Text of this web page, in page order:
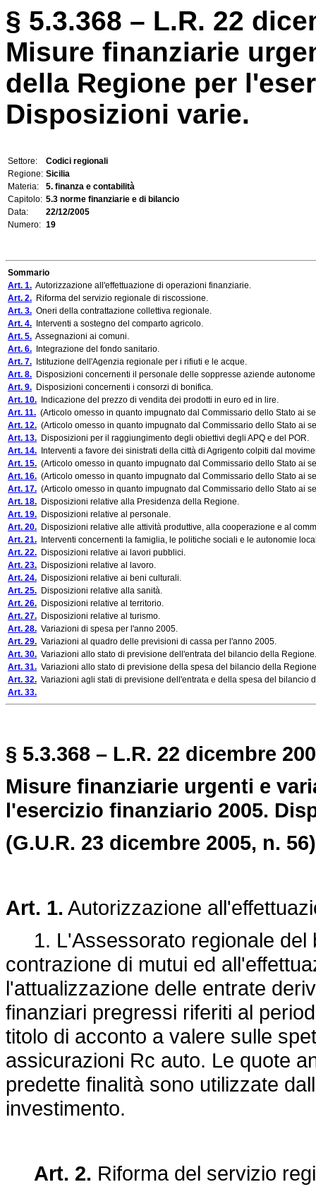
§ 5.3.368 – L.R. 22
Misure finanziarie
della Regione per
Disposizioni varie.
Settore:
Codici regionali
Regione: Sicilia
Materia:
5. finanza e contabilità
Capitolo: 5.3 norme finanziarie e di bilancio
Data:
22/12/2005
Numero: 19
Sommario
Art. 1. Autorizzazione all'effettuazione di operazioni finanziarie.
Art. 2. Riforma del servizio regionale di riscossione.
Art. 3. Oneri della contrattazione collettiva regionale.
Art. 4. Interventi a sostegno del comparto agricolo.
Art. 5. Assegnazioni ai comuni.
Art. 6. Integrazione del fondo sanitario.
Art. 7. Istituzione dell'Agenzia regionale per i rifiuti e le acque.
Art. 8. Disposizioni concernenti il personale delle soppresse aziende
Art. 9. Disposizioni concernenti i consorzi di bonifica.
Art. 10. Indicazione del prezzo di vendita dei prodotti in euro ed in lire.
Art. 11. (Articolo omesso in quanto impugnato dal Commissario dello Stato ai
Art. 12. (Articolo omesso in quanto impugnato dal Commissario dello Stato ai
Art. 13. Disposizioni per il raggiungimento degli obiettivi degli APQ e del POR.
Art. 14. Interventi a favore dei sinistrati della città di Agrigento colpiti dal
Art. 15. (Articolo omesso in quanto impugnato dal Commissario dello Stato ai
Art. 16. (Articolo omesso in quanto impugnato dal Commissario dello Stato ai
Art. 17. (Articolo omesso in quanto impugnato dal Commissario dello Stato ai
Art. 18. Disposizioni relative alla Presidenza della Regione.
Art. 19. Disposizioni relative al personale.
Art. 20. Disposizioni relative alle attività produttive, alla cooperazione e al
Art. 21. Interventi concernenti la famiglia, le politiche sociali e le autonomie
Art. 22. Disposizioni relative ai lavori pubblici.
Art. 23. Disposizioni relative al lavoro.
Art. 24. Disposizioni relative ai beni culturali.
Art. 25. Disposizioni relative alla sanità.
Art. 26. Disposizioni relative al territorio.
Art. 27. Disposizioni relative al turismo.
Art. 28. Variazioni di spesa per l'anno 2005.
Art. 29. Variazioni al quadro delle previsioni di cassa per l'anno 2005.
Art. 30. Variazioni allo stato di previsione dell'entrata del bilancio della Regione.
Art. 31. Variazioni allo stato di previsione della spesa del bilancio della
Art. 32. Variazioni agli stati di previsione dell'entrata e della spesa del
Art. 33.
§ 5.3.368 – L.R. 22 dicembre
Misure finanziarie urgenti e
l'esercizio finanziario 2005.
(G.U.R. 23 dicembre 2005, n.
Art. 1. Autorizzazione
1. L'Assessorato regionale del
contrazione di mutui ed
l'attualizzazione delle entrate
finanziari pregressi riferiti al
titolo di acconto a valere sulle
assicurazioni Rc auto. Le quote
predette finalità sono utilizzate
investimento.
Art. 2. Riforma del servizio